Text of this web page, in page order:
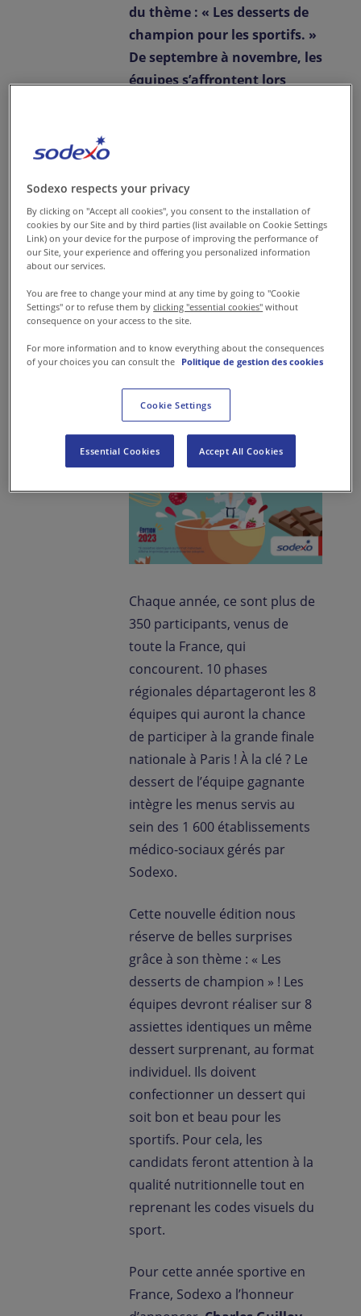
du thème : « Les desserts de
champion pour les sportifs. »
De septembre à novembre, les
équipes s’affrontent lors
nationale aura lieu à Paris le
30 novembre 2023 dans le
cadre exceptionnel de l’école
des arts culinaires Lenôtre !
Chaque année, ce sont plus de
350 participants, venus de
toute la France, qui
concourent. 10 phases
régionales départageront les 8
équipes qui auront la chance
de participer à la grande finale
nationale à Paris ! À la clé ? Le
dessert de l’équipe gagnante
intègre les menus servis au
sein des 1 600 établissements
médico-sociaux gérés par
Sodexo.
Cette nouvelle édition nous
réserve de belles surprises
grâce à son thème : « Les
desserts de champion » ! Les
équipes devront réaliser sur 8
assiettes identiques un même
dessert surprenant, au format
individuel. Ils doivent
confectionner un dessert qui
soit bon et beau pour les
sportifs. Pour cela, les
candidats feront attention à la
qualité nutritionnelle tout en
reprenant les codes visuels du
sport.
Pour cette année sportive en
France, Sodexo a l’honneur
Sodexo respects your privacy
By clicking on "Accept all cookies", you consent to the installation of
cookies by our Site and by third parties (list available on Cookie Settings
Link) on your device for the purpose of improving the performance of
our Site, your experience and offering you personalized information
about our services.
You are free to change your mind at any time by going to "Cookie
Settings" or to refuse them byclicking "essential cookies" without
consequence on your access to the site.
For more information and to know everything about the consequences
of your choices you can consult the Politique de gestion des cookies
Cookie Settings
Essential Cookies Accept All Cookies